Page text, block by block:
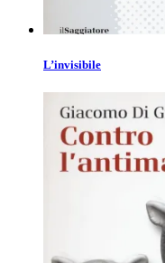
L’invisibile